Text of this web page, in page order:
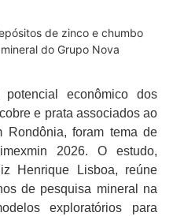
de zinco e chumbo
do Grupo Nova
econômico dos
e prata associados ao
Rondônia, foram tema de
2026. O estudo,
Henrique Lisboa, reúne
de pesquisa mineral na
exploratórios para